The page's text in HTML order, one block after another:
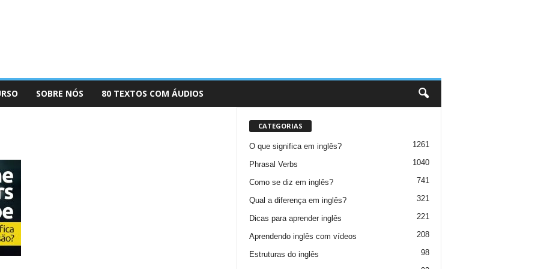
SOBRE NÓS 80 TEXTOS COM ÁUDIOS
CATEGORIAS
O que significa em inglês? 1261
Phrasal Verbs 1040
Como se diz em inglês? 741
Qual a diferença em inglês? 321
Dicas para aprender inglês 221
Aprendendo inglês com vídeos 208
Estruturas do inglês 98